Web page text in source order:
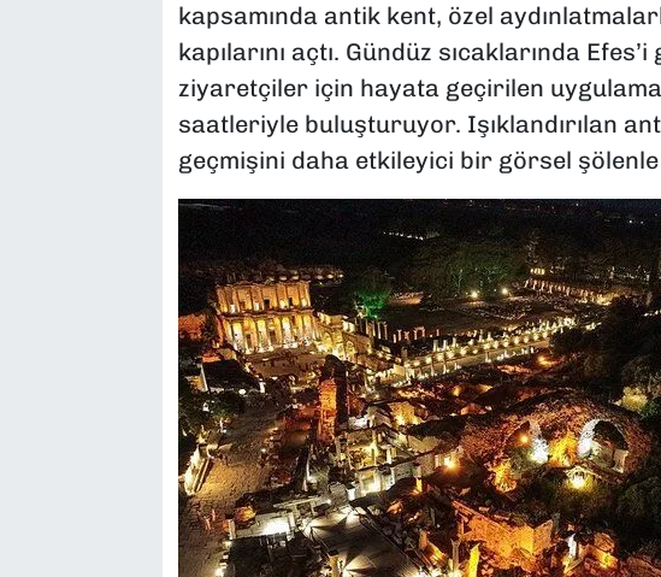
kapsamında antik kent, özel
kapılarını açtı. Gündüz sıcaklarında
ziyaretçiler için hayata geçirilen
saatleriyle buluşturuyor. Işıklandırılan
geçmişini daha etkileyici bir görsel